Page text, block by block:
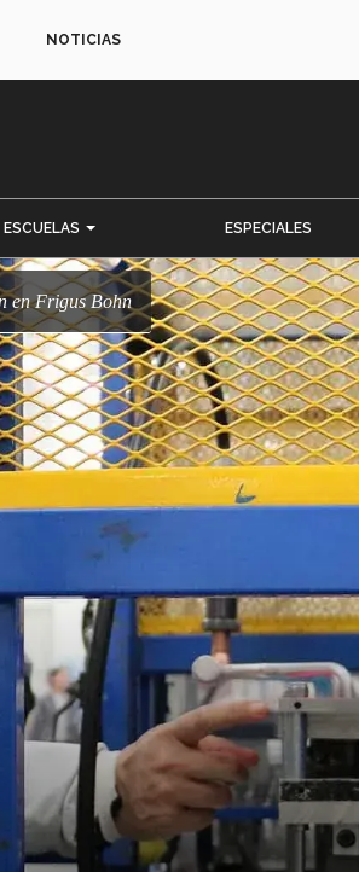
NOTICIAS
ESCUELAS ESPECIALES
en Frigus Bohn